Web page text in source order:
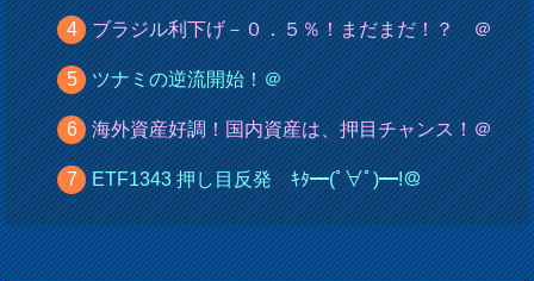
ブラジル利下げ－０．５％！まだまだ！？ ＠
ツナミの逆流開始！＠
海外資産好調！国内資産は、押目チャンス！＠
ETF1343 押し目反発 ｷﾀ━(ﾟ∀ﾟ)━!＠